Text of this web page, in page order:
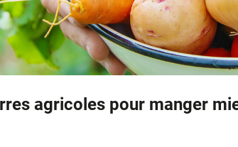
agricoles pour manger